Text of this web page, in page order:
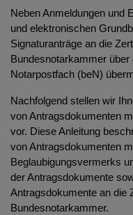
Verzeichnisse &
Bezug der
Installation
Einrichtung
Aktualisierung
Nutzung
Konfigurationen
Protokoll-Dateien
Neben Anmeldungen und
und elektronischen
Signaturanträge an die
Bundesnotarkammer
Notarpostfach (beN)
Nachfolgend stellen wir
von Antragsdokumenten
vor. Diese Anleitung
von Antragsdokumenten
Beglaubigungsvermerks
der Antragsdokumente
Antragsdokumente an die
Bundesnotarkammer.